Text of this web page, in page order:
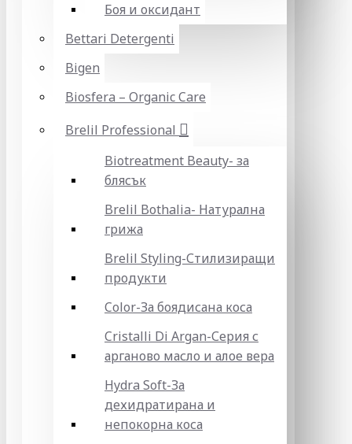
Боя и оксидант
Bettari Detergenti
Bigen
Biosfera – Organic Care
Brelil Professional
Biotreatment Beauty- за
блясък
Brelil Bothalia- Натурална
грижа
Brelil Styling-Стилизиращи
продукти
Color-За боядисана коса
Cristalli Di Argan-Серия с
арганово масло и алое вера
Hydra Soft-За
дехидратирана и
непокорна коса